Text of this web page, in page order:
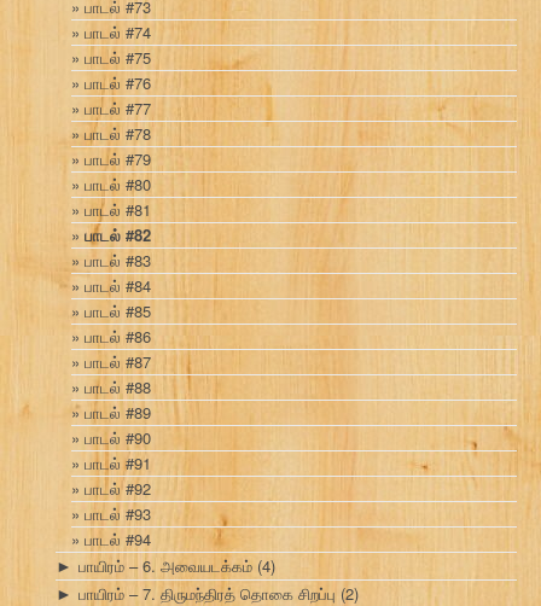
பாடல் #73
பாடல் #74
பாடல் #75
பாடல் #76
பாடல் #77
பாடல் #78
பாடல் #79
பாடல் #80
பாடல் #81
பாடல் #82
பாடல் #83
பாடல் #84
பாடல் #85
பாடல் #86
பாடல் #87
பாடல் #88
பாடல் #89
பாடல் #90
பாடல் #91
பாடல் #92
பாடல் #93
பாடல் #94
► பாயிரம் – 6. அவையடக்கம் (4)
► பாயிரம் – 7. திருமந்திரத் தொகை சிறப்பு (2)